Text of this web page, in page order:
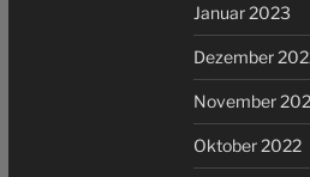
Januar 2023
Dezember
November
Oktober 2022